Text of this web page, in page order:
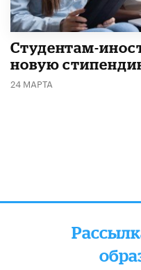
Студентам-
новую
24 МАРТА